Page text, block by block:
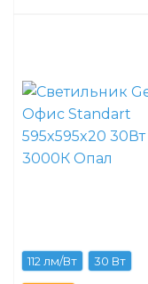
112 лм/Вт 30 Вт